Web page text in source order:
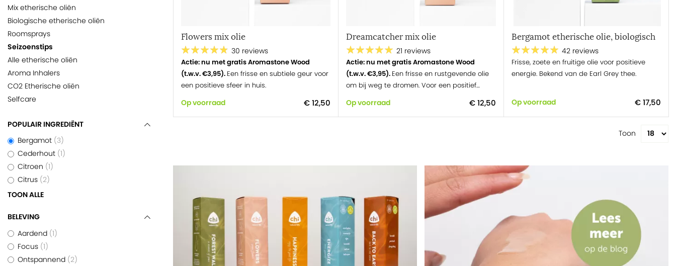
Flowers mix olie
30 reviews
Actie: nu met gratis Aromastone Wood
(t.w.v. €3,95). Een frisse en subtiele geur voor
een positieve sfeer in huis.
€ 12,50
Op voorraad
Dreamcatcher mix olie
21 reviews
Actie: nu met gratis Aromastone Wood
(t.w.v. €3,95). Een frisse en rustgevende olie
om bij weg te dromen. Voor een positief
€ 12,50
Op voorraad
Bergamot etherische olie, biologisch
42 reviews
Frisse, zoete en fruitige olie voor positieve
energie. Bekend van de Earl Grey thee.
€ 17,50
Op voorraad
Toon
Mix etherische oliën
Biologische etherische oliën
Roomsprays
Seizoenstips
Alle etherische oliën
Aroma Inhalers
CO2 Etherische oliën
Selfcare
POPULAIR INGREDIËNT
Bergamot 3
Cederhout 1
Citroen 1
Citrus 2
TOON ALLE
BELEVING
Aardend 1
Focus 1
Ontspannend 2